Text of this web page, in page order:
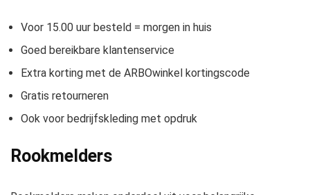
Voor 15.00 uur besteld = morgen in huis
Goed bereikbare klantenservice
Extra korting met de ARBOwinkel kortingscode
Gratis retourneren
Ook voor bedrijfskleding met opdruk
Rookmelders